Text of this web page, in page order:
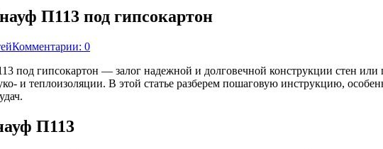
П113 под гипсокартон
Комментарии: 0
под гипсокартон — залог надежной и долговечной конструкции стен
и теплоизоляции. В этой статье разберем пошаговую инструкцию,
П113